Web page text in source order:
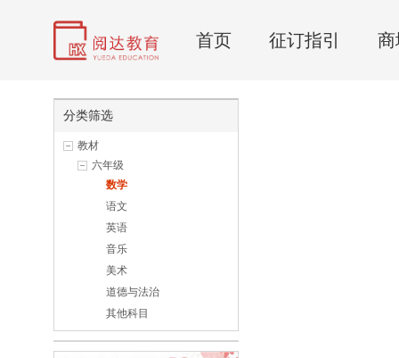
首页 征订指引 商
分类筛选
教材
六年级
数学
语文
英语
音乐
美术
道德与法治
其他科目